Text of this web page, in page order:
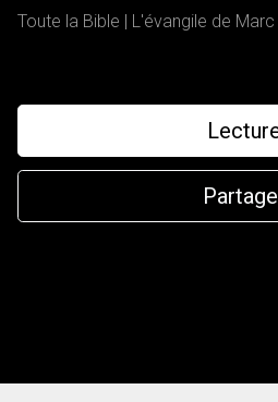
Toute la Bible | L'évangile de Marc